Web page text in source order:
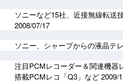
ソニーなど15社、近接無線転送
2008/07/17
ソニー、シャープからの液晶テ
注目PCMレコーダー＆関連機器
搭載PCMレコ「Q3」など2009/